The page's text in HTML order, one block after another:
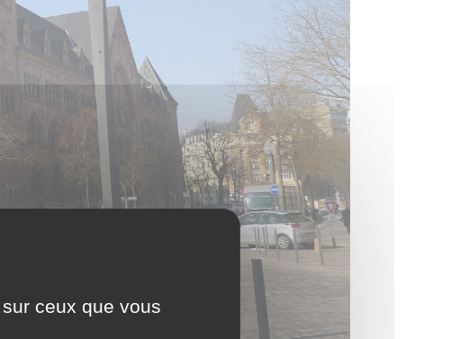
ceux que vous